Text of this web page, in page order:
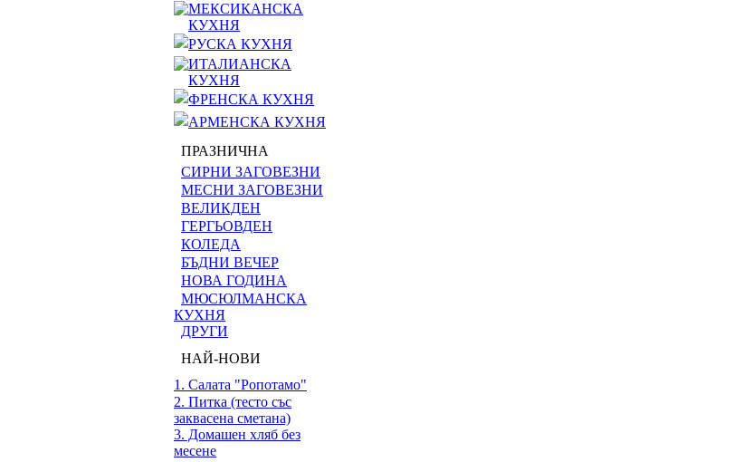
МЕКСИКАНСКА
КУХНЯ
РУСКА КУХНЯ
ИТАЛИАНСКА
КУХНЯ
ФРЕНСКА КУХНЯ
АРМЕНСКА КУХНЯ
ПРАЗНИЧНА
СИРНИ ЗАГОВЕЗНИ
МЕСНИ ЗАГОВЕЗНИ
ВЕЛИКДЕН
ГЕРГЬОВДЕН
КОЛЕДА
БЪДНИ ВЕЧЕР
НОВА ГОДИНА
МЮСЮЛМАНСКА
КУХНЯ
ДРУГИ
НАЙ-НОВИ
1. Салата "Ропотамо"
2. Питка (тесто със
заквасена сметана)
3. Домашен хляб без
месене